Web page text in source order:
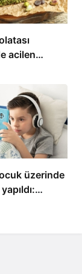
acilen
üzerinde
ailelere